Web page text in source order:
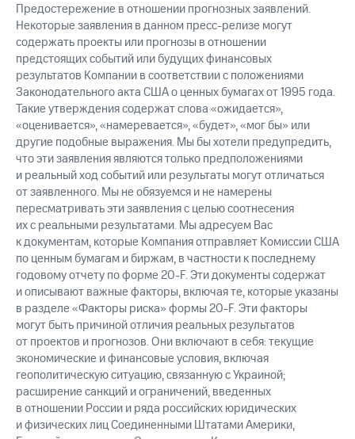
Предостережение в отношении прогнозных заявлений.
Некоторые заявления в данном пресс-релизе могут
содержать проекты или прогнозы в отношении
предстоящих событий или будущих финансовых
результатов Компании в соответствии с положениями
Законодательного акта США о ценных бумагах от 1995 года.
Такие утверждения содержат слова «ожидается»,
«оценивается», «намеревается», «будет», «мог бы» или
другие подобные выражения. Мы бы хотели предупредить,
что эти заявления являются только предположениями
и реальный ход событий или результаты могут отличаться
от заявленного. Мы не обязуемся и не намерены
пересматривать эти заявления с целью соотнесения
их с реальными результатами. Мы адресуем Вас
к документам, которые Компания отправляет Комиссии США
по ценным бумагам и биржам, в частности к последнему
годовому отчету по форме 20-F. Эти документы содержат
и описывают важные факторы, включая те, которые указаны
в разделе «Факторы риска» формы 20-F. Эти факторы
могут быть причиной отличия реальных результатов
от проектов и прогнозов. Они включают в себя: текущие
экономические и финансовые условия, включая
геополитическую ситуацию, связанную с Украиной;
расширение санкций и ограничений, введенных
в отношении России и ряда российских юридических
и физических лиц Соединенными Штатами Америки,